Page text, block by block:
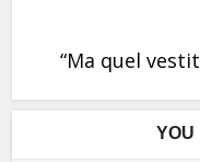
“Ma quel
YOU